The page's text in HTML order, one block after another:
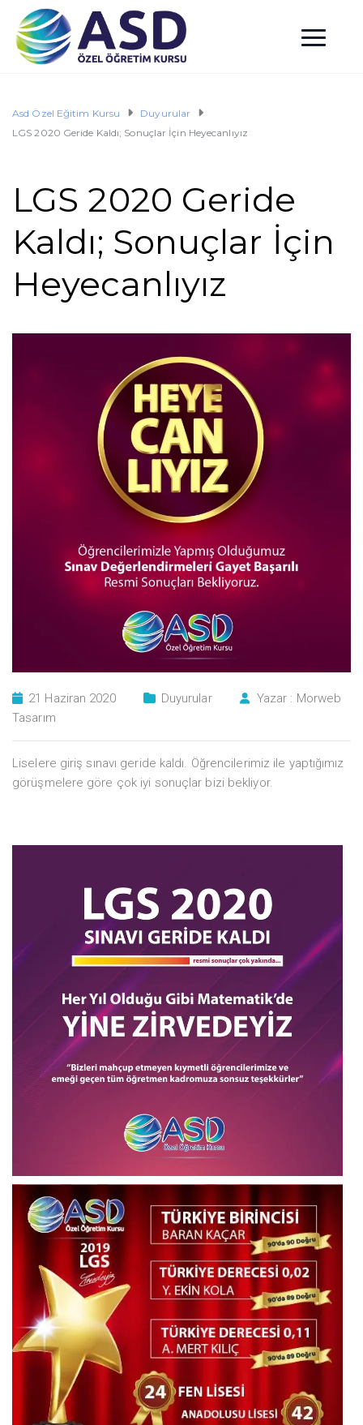
Asd Özel Eğitim Kursu
Duyurular
LGS 2020 Geride Kaldı; Sonuçlar İçin Heyecanlıyız
LGS 2020 Geride
Kaldı; Sonuçlar İçin
Heyecanlıyız
21 Haziran 2020 Duyurular Yazar : Morweb
Tasarım
Liselere giriş sınavı geride kaldı. Öğrencilerimiz ile yaptığımız
görüşmelere göre çok iyi sonuçlar bizi bekliyor.